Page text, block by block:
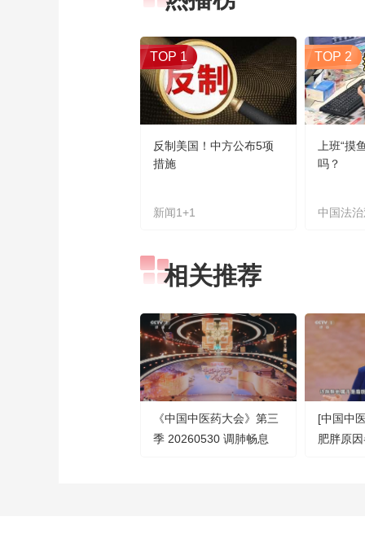
TOP 1
反制美国！中方公布5项
措施
新闻1+1
TOP 2
上班“摸
吗？
中国法
相关推荐
《中国中医药大会》第三
季 20260530 调肺畅息
[中国中
肥胖原